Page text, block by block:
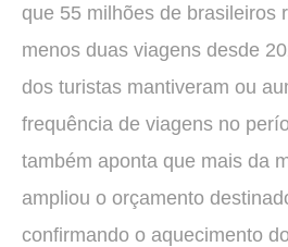
que 55 milhões de brasileiros
menos duas viagens desde
dos turistas mantiveram ou
frequência de viagens no
também aponta que mais da
ampliou o orçamento
confirmando o aquecimento